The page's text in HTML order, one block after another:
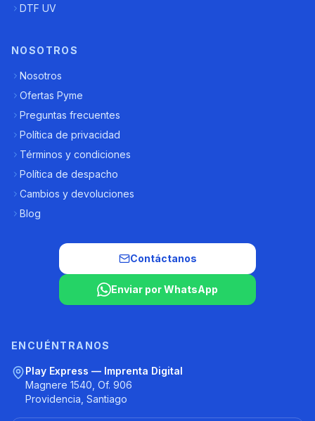
DTF UV
NOSOTROS
Nosotros
Ofertas Pyme
Preguntas frecuentes
Política de privacidad
Términos y condiciones
Política de despacho
Cambios y devoluciones
Blog
Contáctanos
Enviar por WhatsApp
ENCUÉNTRANOS
Play Express — Imprenta Digital
Magnere 1540, Of. 906
Providencia, Santiago